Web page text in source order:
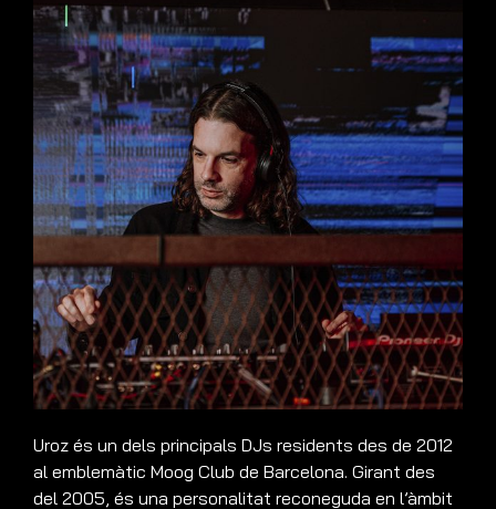
Uroz és un dels principals DJs residents des de 2012
al emblemàtic Moog Club de Barcelona. Girant des
del 2005, és una personalitat reconeguda en l’àmbit